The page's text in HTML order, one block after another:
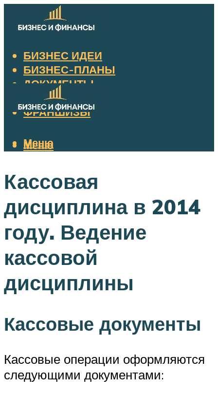
БИЗНЕС ИДЕИ
БИЗНЕС-ПЛАНЫ
ДОКУМЕНТЫ
НАЛОГИ
ФРАНШИЗЫ
Меню
Меню
Кассовая
дисциплина в 2014
году. Ведение
кассовой
дисциплины
Кассовые документы
Кассовые операции оформляются
следующими документами: